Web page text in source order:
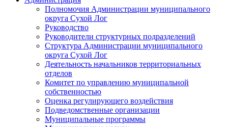
Полномочия Администрации муниципального
округа Сухой Лог
Руководство
Руководители структурных подразделений
Структура Администрации муниципального
округа Сухой Лог
Деятельность начальников территориальных
отделов
Комитет по управлению муниципальной
собственностью
Оценка регулирующего воздействия
Подведомственные организации
Муниципальные программы